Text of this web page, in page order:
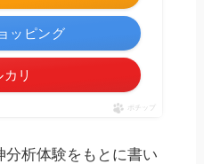
ッピング
カリ
ポチップ
分析体験をもとに書い